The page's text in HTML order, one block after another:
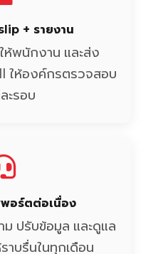
+ รายงาน
พนักงาน และส่ง
ให้องค์กรตรวจสอบ
ะรอบ
อร์ตต่อเนื่อง
ปรับข้อมูล และดูแล
าบรื่นในทุกเดือน